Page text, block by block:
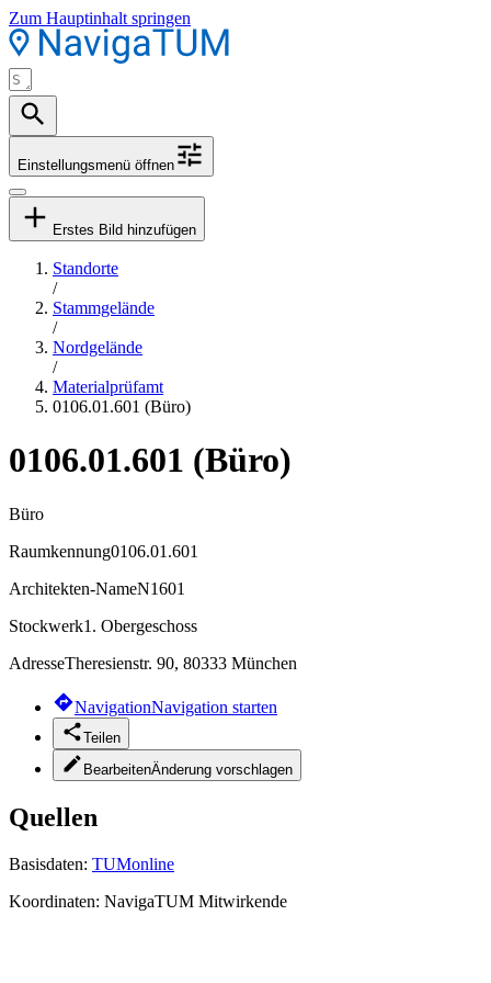
Zum Hauptinhalt springen
Einstellungsmenü öffnen
Erstes Bild hinzufügen
Standorte
/
Stammgelände
/
Nordgelände
/
Materialprüfamt
0106.01.601 (Büro)
0106.01.601 (Büro)
Büro
Raumkennung0106.01.601
Architekten-NameN1601
Stockwerk1. Obergeschoss
AdresseTheresienstr. 90, 80333 München
NavigationNavigation starten
Teilen
BearbeitenÄnderung vorschlagen
Quellen
Basisdaten: TUMonline
Koordinaten: NavigaTUM Mitwirkende